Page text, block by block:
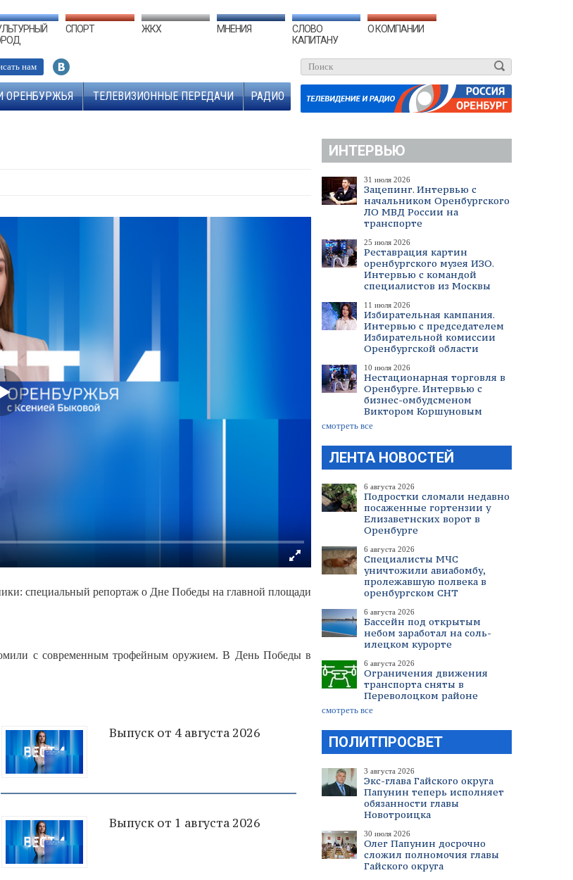
СПОРТ ЖКХ МНЕНИЯ
СЛОВО
КАПИТАНУ
О КОМПАНИИ
нам
ОРЕНБУРЖЬЯ ТЕЛЕВИЗИОННЫЕ ПЕРЕДАЧИ РАДИО
ИНТЕРВЬЮ
31 июля 2026
Зацепинг. Интервью с
начальником Оренбургского
ЛО МВД России на
транспорте
25 июля 2026
Реставрация картин
оренбургского музея ИЗО.
Интервью с командой
специалистов из Москвы
11 июля 2026
Избирательная кампания.
Интервью с председателем
Избирательной комиссии
Оренбургской области
10 июля 2026
Нестационарная торговля в
Оренбурге. Интервью с
бизнес-омбудсменом
Виктором Коршуновым
смотреть все
ЛЕНТА НОВОСТЕЙ
6 августа 2026
Подростки сломали недавно
посаженные гортензии у
Елизаветнских ворот в
Оренбурге
6 августа 2026
Специалисты МЧС
уничтожили авиабомбу,
пролежавшую полвека в
оренбургском СНТ
6 августа 2026
Бассейн под открытым
небом заработал на соль-
илецком курорте
6 августа 2026
Ограничения движения
транспорта сняты в
Переволоцком районе
смотреть все
ПОЛИТПРОСВЕТ
3 августа 2026
Экс-глава Гайского округа
Папунин теперь исполняет
обязанности главы
Новотроицка
30 июля 2026
Олег Папунин досрочно
сложил полномочия главы
Гайского округа
специальный репортаж о Дне Победы на главной площади
с современным трофейным оружием. В День Победы в
Выпуск от 4 августа 2026
Выпуск от 1 августа 2026